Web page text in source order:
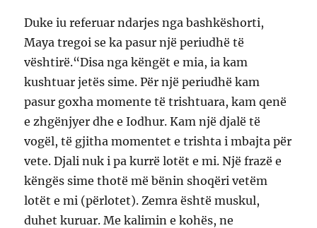
Duke iu referuar ndarjes nga bashkëshorti,
Maya tregoi se ka pasur një periudhë të
vështirë.“Disa nga këngët e mia, ia kam
kushtuar jetës sime. Për një periudhë kam
pasur goxha momente të trishtuara, kam qenë
e zhgënjyer dhe e Iodhur. Kam një djalë të
vogël, të gjitha momentet e trishta i mbajta për
vete. Djali nuk i pa kurrë lotët e mi. Një frazë e
këngës sime thotë më bënin shoqëri vetëm
lotët e mi (përlotet). Zemra është muskul,
duhet kuruar. Me kalimin e kohës, ne